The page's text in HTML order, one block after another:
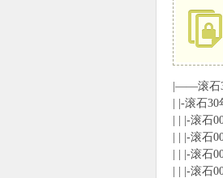
|——滚石
| |-滚石
| | |-滚石
| | |-滚石
| | |-滚石
| | |-滚石